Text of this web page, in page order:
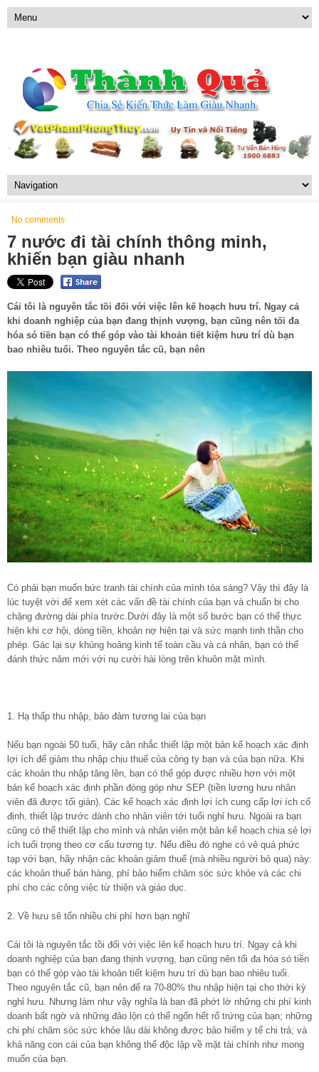
No comments
7 nước đi tài chính thông minh,
khiến bạn giàu nhanh
Cái tôi là nguyên tắc tồi đối với việc lên kế hoạch hưu trí. Ngay cả
khi doanh nghiệp của bạn đang thịnh vượng, bạn cũng nên tối đa
hóa só tiền bạn có thể góp vào tài khoản tiết kiệm hưu trí dù bạn
bao nhiêu tuổi. Theo nguyên tắc cũ, bạn nên
Có phải bạn muốn bức tranh tài chính của mình tỏa sáng? Vậy thì đây là
lúc tuyệt vời để xem xét các vấn đề tài chính của bạn và chuẩn bị cho
chặng đường dài phía trước.Dưới đây là một số bước bạn có thể thực
hiện khi cơ hội, dòng tiền, khoản nợ hiện tại và sức mạnh tinh thần cho
phép. Gác lại sự khủng hoảng kinh tế toàn cầu và cá nhân, bạn có thể
đánh thức năm mới với nụ cười hài lòng trên khuôn mặt mình.
1. Hạ thấp thu nhập, bảo đảm tương lai của bạn
Nếu bạn ngoài 50 tuổi, hãy cân nhắc thiết lập một bản kế hoạch xác định
lợi ích để giảm thu nhập chịu thuế của công ty bạn và của bạn nữa. Khi
các khoản thu nhập tăng lên, bạn có thể góp được nhiều hơn với một
bản kế hoạch xác định phần đóng góp như SEP (tiền lương hưu nhân
viên đã được tối giản). Các kế hoạch xác định lợi ích cung cấp lợi ích cố
định, thiết lập trước dành cho nhân viên tới tuổi nghỉ hưu. Ngoài ra bạn
cũng có thể thiết lập cho mình và nhân viên một bản kế hoạch chia sẻ lợi
ích tuổi trọng theo cơ cấu tương tự. Nếu điều đó nghe có vẻ quá phức
tạp với bạn, hãy nhận các khoản giảm thuế (mà nhiều người bỏ qua) này:
các khoản thuế bán hàng, phí bảo hiểm chăm sóc sức khỏe và các chi
phí cho các công việc từ thiện và giáo dục.
2. Về hưu sẽ tốn nhiều chi phí hơn bạn nghĩ
Cái tôi là nguyên tắc tồi đối với việc lên kế hoạch hưu trí. Ngay cả khi
doanh nghiệp của bạn đang thịnh vượng, bạn cũng nên tối đa hóa só tiền
bạn có thể góp vào tài khoản tiết kiệm hưu trí dù bạn bao nhiêu tuổi.
Theo nguyên tắc cũ, bạn nên để ra 70-80% thu nhập hiện tại cho thời kỳ
nghỉ hưu. Nhưng làm như vậy nghĩa là bạn đã phớt lờ những chi phí kinh
doanh bất ngờ và những đảo lộn có thể ngốn hết rổ trứng của bạn; những
chi phí chăm sóc sức khỏe lâu dài không được bảo hiểm y tế chi trả; và
khả năng con cái của bạn không thể độc lập về mặt tài chính như mong
muốn của bạn.